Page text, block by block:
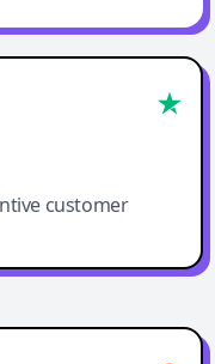
customer